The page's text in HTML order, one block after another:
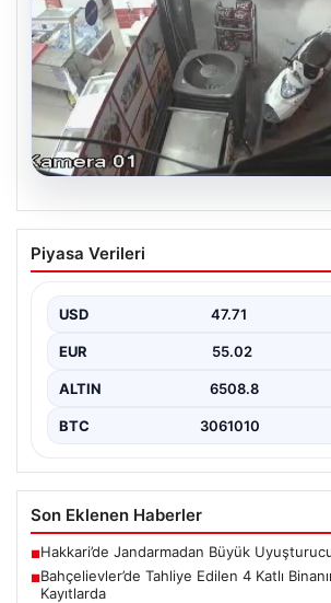
Bahçelievler’de Tahliye
Binanın Çökme Anı Kayıtlarda
endişe verici sesler sonrası gece
edilen dört…
Piyasa Verileri
USD 47.71
EUR 55.02
ALTIN 6508.8
BTC 3061010
Son Eklenen Haberler
■Hakkari’de Jandarmadan Büyük
■Bahçelievler’de Tahliye Edilen 4 Katlı
Kayıtlarda